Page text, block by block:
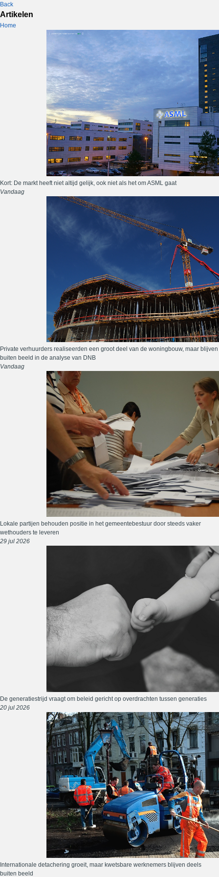
Back
Artikelen
Home
Kort: De markt heeft niet altijd gelijk, ook niet als het om ASML gaat
Vandaag
Private verhuurders realiseerden een groot deel van de woningbouw, maar blijven
buiten beeld in de analyse van DNB
Vandaag
Lokale partijen behouden positie in het gemeentebestuur door steeds vaker
wethouders te leveren
29 jul 2026
De generatiestrijd vraagt om beleid gericht op overdrachten tussen generaties
20 jul 2026
Internationale detachering groeit, maar kwetsbare werknemers blijven deels
buiten beeld